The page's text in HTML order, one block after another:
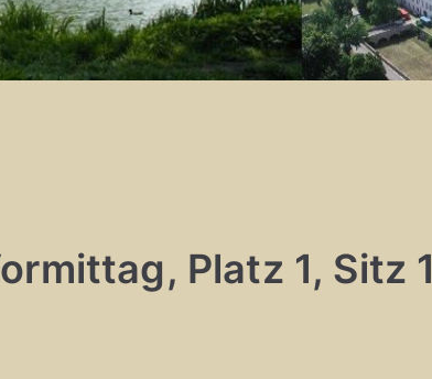
Platz 1, Sitz 1